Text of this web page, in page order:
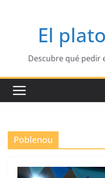
El
Descubre qué pedir
Poblenou